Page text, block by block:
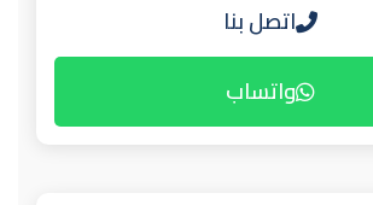
اتصل بنا
واتساب